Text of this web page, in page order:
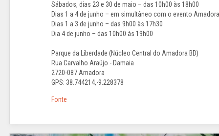
Sábados, dias 23 e 30 de maio – das 10h00 às 18h00
Dias 1 a 4 de junho – em simultâneo com o evento
Dias 1 a 3 de junho – das 9h00 às 17h30
Dia 4 de junho – das 10h00 às 19h00
Parque da Liberdade (Núcleo Central do Amadora BD)
Rua Carvalho Araújo - Damaia
2720-087 Amadora
GPS: 38.744214,-9.228378
Fonte